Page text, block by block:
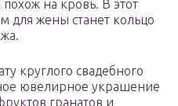
похож на кровь. В этот
для жены станет кольцо
круглого свадебного
ювелирное украшение
гранатов и